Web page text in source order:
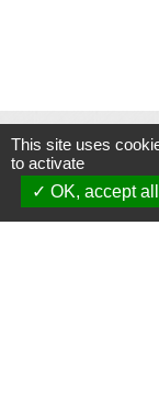
Contacts
Commune de
This site uses
to activate
OK, accept all